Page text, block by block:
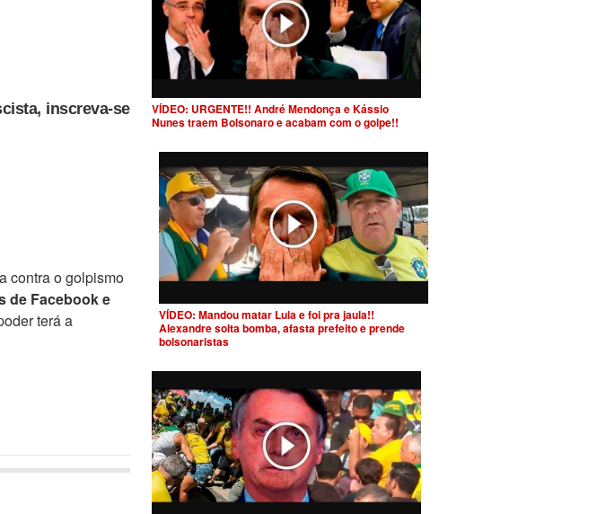
inscreva-se
contra o golpismo
de Facebook e
terá a
VÍDEO: URGENTE!! André Mendonça e Kássio
Nunes traem Bolsonaro e acabam com o golpe!!
VÍDEO: Mandou matar Lula e foi pra jaula!!
Alexandre solta bomba, afasta prefeito e prende
bolsonaristas